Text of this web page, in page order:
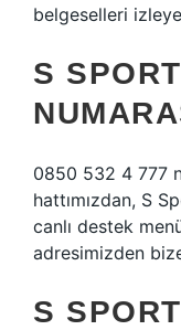
belgeselleri
S
0850 532 4 777
hattımızdan, S
canlı destek
adresimizden
S